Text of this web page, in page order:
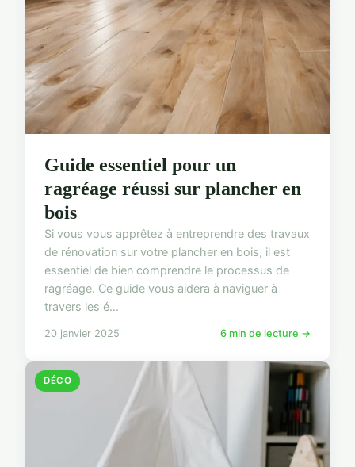
Guide essentiel pour un
ragréage réussi sur plancher en
bois
Si vous vous apprêtez à entreprendre des travaux
de rénovation sur votre plancher en bois, il est
essentiel de bien comprendre le processus de
ragréage. Ce guide vous aidera à naviguer à
travers les é...
20 janvier 2025 6 min de lecture →
DÉCO